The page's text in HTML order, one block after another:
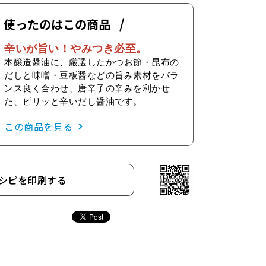
使ったのはこの商品
辛いが旨い！やみつき必至。
本醸造醤油に、厳選したかつお節・昆布の
だしと味噌・豆板醤などの旨み素材をバラ
ンス良く合わせ、唐辛子の辛みを利かせ
た、ピリッと辛いだし醤油です。
この商品を見る
ピを印刷する